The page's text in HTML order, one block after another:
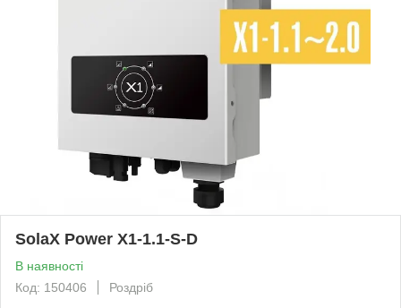
SolaX Power Х1-1.1-S-D
В наявності
Код: 150406
Роздріб